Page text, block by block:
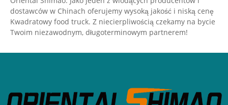
dostawców w Chinach oferujemy wysoką jakość i niską cenę
Kwadratowy food truck. Z niecierpliwością czekamy na bycie
Twoim niezawodnym, długoterminowym partnerem!